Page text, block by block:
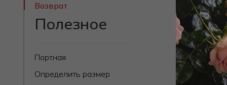
Возврат
Полезное
Портная
Определить размер
Для того,
кабинете
указанием
будет
Для